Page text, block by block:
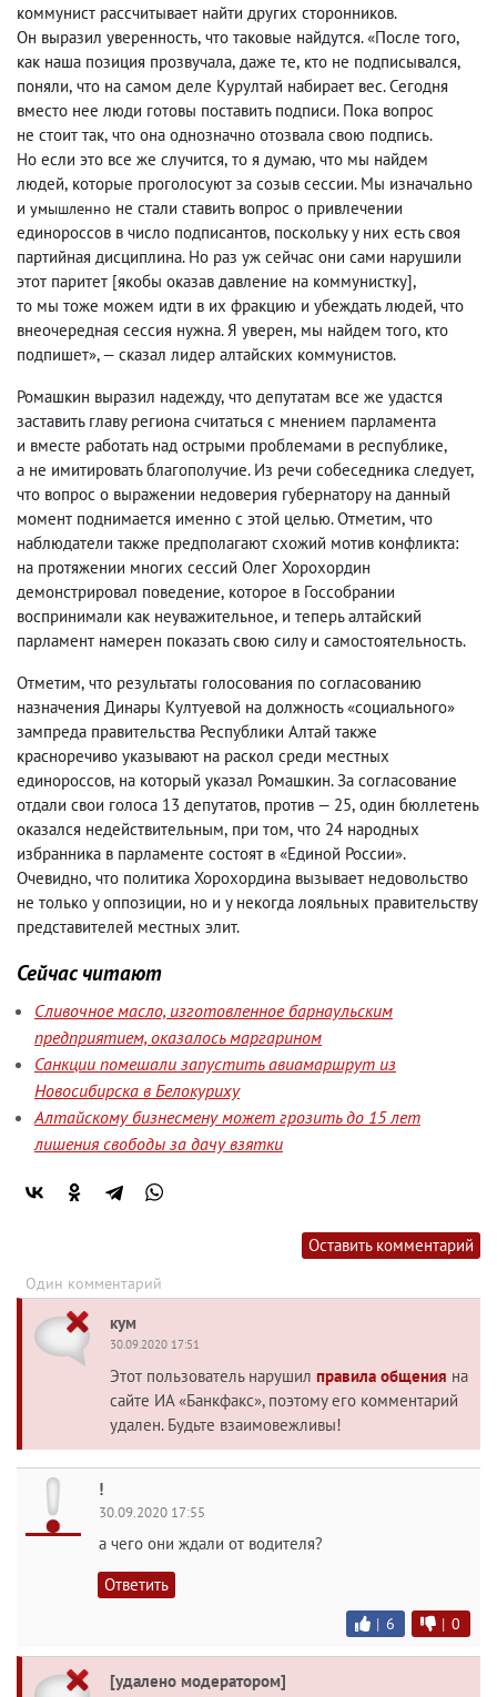
коммунист рассчитывает найти других сторонников.
Он выразил уверенность, что таковые найдутся. «После того,
как наша позиция прозвучала, даже те, кто не подписывался,
поняли, что на самом деле Курултай набирает вес. Сегодня
вместо нее люди готовы поставить подписи. Пока вопрос
не стоит так, что она однозначно отозвала свою подпись.
Но если это все же случится, то я думаю, что мы найдем
людей, которые проголосуют за созыв сессии. Мы изначально
и умышленно не стали ставить вопрос о привлечении
единороссов в число подписантов, поскольку у них есть своя
партийная дисциплина. Но раз уж сейчас они сами нарушили
этот паритет [якобы оказав давление на коммунистку],
то мы тоже можем идти в их фракцию и убеждать людей, что
внеочередная сессия нужна. Я уверен, мы найдем того, кто
подпишет», — сказал лидер алтайских коммунистов.
Ромашкин выразил надежду, что депутатам все же удастся
заставить главу региона считаться с мнением парламента
и вместе работать над острыми проблемами в республике,
а не имитировать благополучие. Из речи собеседника следует,
что вопрос о выражении недоверия губернатору на данный
момент поднимается именно с этой целью. Отметим, что
наблюдатели также предполагают схожий мотив конфликта:
на протяжении многих сессий Олег Хорохордин
демонстрировал поведение, которое в Госсобрании
воспринимали как неуважительное, и теперь алтайский
парламент намерен показать свою силу и самостоятельность.
Отметим, что результаты голосования по согласованию
назначения Динары Култуевой на должность «социального»
зампреда правительства Республики Алтай также
красноречиво указывают на раскол среди местных
единороссов, на который указал Ромашкин. За согласование
отдали свои голоса 13 депутатов, против — 25, один бюллетень
оказался недействительным, при том, что 24 народных
избранника в парламенте состоят в «Единой России».
Очевидно, что политика Хорохордина вызывает недовольство
не только у оппозиции, но и у некогда лояльных правительству
представителей местных элит.
Сейчас читают
Сливочное масло, изготовленное барнаульским
предприятием, оказалось маргарином
Санкции помешали запустить авиамаршрут из
Новосибирска в Белокуриху
Алтайскому бизнесмену может грозить до 15 лет
лишения свободы за дачу взятки
Оставить комментарий
Один комментарий
кум
30.09.2020 17:51
Этот пользователь нарушил правила общения на
сайте ИА «Банкфакс», поэтому его комментарий
удален. Будьте взаимовежливы!
!
30.09.2020 17:55
а чего они ждали от водителя?
Ответить
| 6 | 0
[удалено модератором]